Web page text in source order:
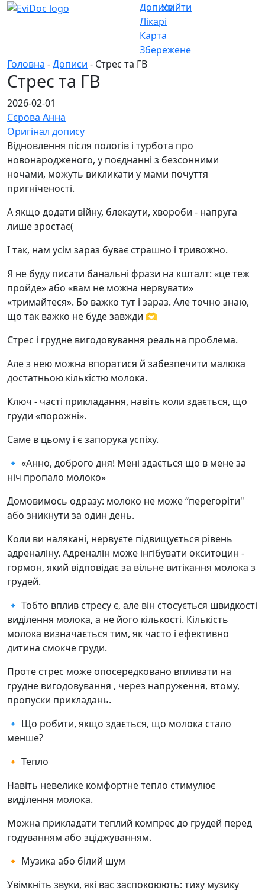
Дописи
Лікарі
Карта
Збережене
Увійти
Головна -Дописи - Стрес та ГВ
Стрес та ГВ
2026-02-01
Сєрова Анна
Оригінал допису
Відновлення після пологів і турбота про
новонародженого, у поєднанні з безсонними
ночами, можуть викликати у мами почуття
пригніченості.
А якщо додати війну, блекаути, хвороби - напруга
лише зростає(
І так, нам усім зараз буває страшно і тривожно.
Я не буду писати банальні фрази на кшталт: «це теж
пройде» або «вам не можна нервувати»
«тримайтеся». Бо важко тут і зараз. Але точно знаю,
що так важко не буде завжди 🫶
Стрес і грудне вигодовування реальна проблема.
Але з нею можна впоратися й забезпечити малюка
достатньою кількістю молока.
Ключ - часті прикладання, навіть коли здається, що
груди «порожні».
Саме в цьому і є запорука успіху.
🔹 «Анно, доброго дня! Мені здається що в мене за
ніч пропало молоко»
Домовимось одразу: молоко не може “перегоріти"
або зникнути за один день.
Коли ви налякані, нервуєте підвищується рівень
адреналіну. Адреналін може інгібувати окситоцин -
гормон, який відповідає за вільне витікання молока з
грудей.
🔹 Тобто вплив стресу є, але він стосується швидкості
виділення молока, а не його кількості. Кількість
молока визначається тим, як часто і ефективно
дитина смокче груди.
Проте стрес може опосередковано впливати на
грудне вигодовування , через напруження, втому,
пропуски прикладань.
🔹 Що робити, якщо здається, що молока стало
менше?
🔸 Тепло
Навіть невелике комфортне тепло стимулює
виділення молока.
Можна прикладати теплий компрес до грудей перед
годуванням або зціджуванням.
🔸 Музика або білий шум
Увімкніть звуки, які вас заспокоюють: тиху музику